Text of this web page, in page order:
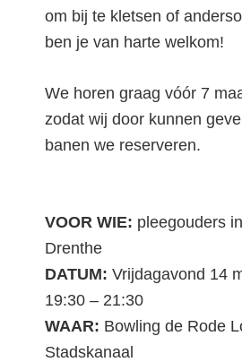
om bij te kletsen of
ben je van harte welkom!
We horen graag vóór 7
zodat wij door kunnen
banen we reserveren.
VOOR WIE: pleegouders
Drenthe
DATUM: Vrijdagavond 14
19:30 – 21:30
WAAR: Bowling de Rode
Stadskanaal